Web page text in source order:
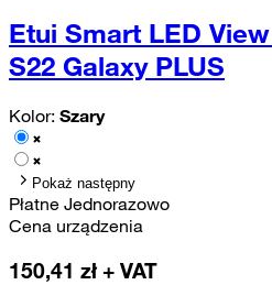
Etui Smart LED
S22 Galaxy PLUS
Kolor: Szary
Pokaż następny
Płatne Jednorazowo
Cena urządzenia
150,41 zł + VAT